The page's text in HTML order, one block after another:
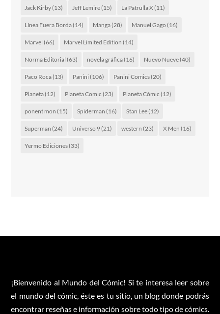
Jack Kirby(13) Jeff Lemire(15) La Patrulla X(11)
Línea Fuera Borda(14) Manga(28) Manuel Gago (16)
Marvel (66) Marvel Limited Edition (14)
Norma Editorial (63) novela gráfica(16) Nuevo Nueve(40)
Paco Roca(13) Panini(106) Panini Comics(20)
Planeta(12) Planeta Comic (23) Planeta Cómic (12)
ponent mon (15) Spiderman (16) Stan Lee(12)
Superman (24) Universo 9(21) western (23) X Men (16)
Yermo Ediciones(33)
¡Bienvenido al Mundo del Cómic! Si te interesa leer sobre
el mundo del cómic, éste es tu sitio, un blog donde podrás
encontrar reseñas e información sobre todo tipo de cómics.